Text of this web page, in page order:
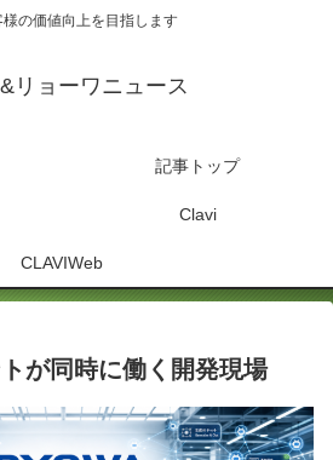
様の価値向上を目指します
リョーワニュース
記事トップ
Clavi
CLAVIWeb
が同時に働く開発現場